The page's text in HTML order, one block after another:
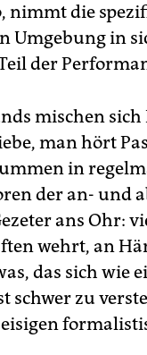
nimmt die
Umgebung in
der
mischen
man hört
in
der an- und
ans Ohr:
wehrt, an
das sich wie
schwer zu